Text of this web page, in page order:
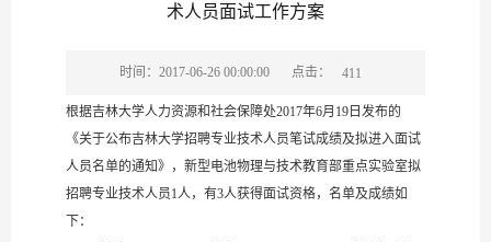
术人员面试工作方案
时间：2017-06-26 00:00:00 点击： 411
根据吉林大学人力资源和社会保障处2017年6月19日发布的
《关于公布吉林大学招聘专业技术人员笔试成绩及拟进入面试
人员名单的通知》，新型电池物理与技术教育部重点实验室拟
招聘专业技术人员1人，有3人获得面试资格，名单及成绩如
下：